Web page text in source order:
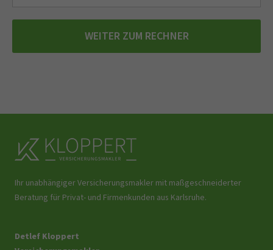
WEITER ZUM RECHNER
Ihr unabhängiger Versicherungsmakler mit maßgeschneiderter
Beratung für Privat- und Firmenkunden aus Karlsruhe.
Detlef Kloppert